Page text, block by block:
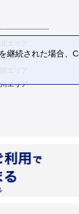
エリア
エリア
続された場合、